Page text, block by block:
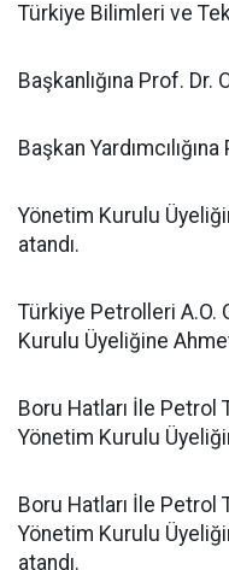
Türkiye Bilimleri ve
Başkanlığına Prof. Dr.
Başkan
Yönetim Kurulu
atandı.
Türkiye Petrolleri A.O.
Kurulu Üyeliğine
Boru Hatları İle Petrol
Yönetim Kurulu
Boru Hatları İle Petrol
Yönetim Kurulu
atandı.